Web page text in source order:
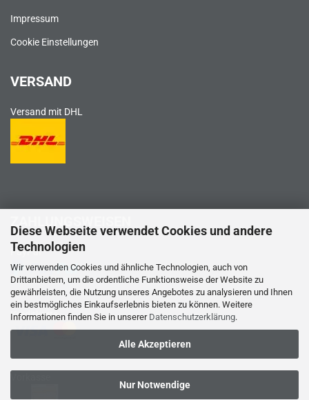
Diese Webseite verwendet Cookies und andere
Technologien
Wir verwenden Cookies und ähnliche Technologien, auch von
Drittanbietern, um die ordentliche Funktionsweise der Website zu
gewährleisten, die Nutzung unseres Angebotes zu analysieren und Ihnen
ein bestmögliches Einkaufserlebnis bieten zu können. Weitere
Informationen finden Sie in unserer Datenschutzerklärung.
Alle Akzeptieren
Nur Notwendige
Impressum
Cookie Einstellungen
VERSAND
Versand mit DHL
ZAHLUNGSWEISEN
PayPal
Kreditkarte